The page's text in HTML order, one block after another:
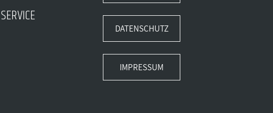
DATENSCHUTZ
IMPRESSUM